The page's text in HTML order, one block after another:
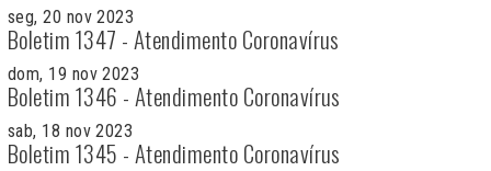
seg, 20 nov 2023
Boletim 1347 - Atendimento Coronavírus
dom, 19 nov 2023
Boletim 1346 - Atendimento Coronavírus
sab, 18 nov 2023
Boletim 1345 - Atendimento Coronavírus